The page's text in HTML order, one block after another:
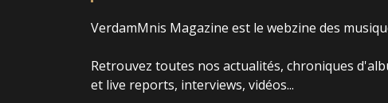
VerdamMnis Magazine est le webzine des
Retrouvez toutes nos actualités, chroniques
et live reports, interviews, vidéos...